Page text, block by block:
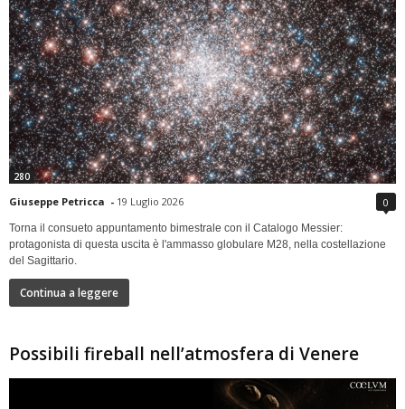
280
Giuseppe Petricca - 19 Luglio 2026 0
Torna il consueto appuntamento bimestrale con il Catalogo Messier:
protagonista di questa uscita è l'ammasso globulare M28, nella costellazione
del Sagittario.
Continua a leggere
Possibili fireball nell’atmosfera di Venere